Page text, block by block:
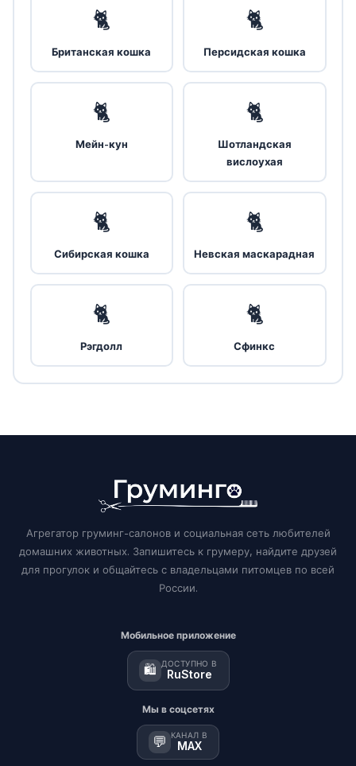
🐈
Британская кошка
🐈
Персидская кошка
🐈
Мейн-кун
🐈
Шотландская
вислоухая
🐈
Сибирская кошка
🐈
Невская маскарадная
🐈
Рэгдолл
🐈
Сфинкс
Агрегатор груминг-салонов и социальная сеть любителей
домашних животных. Запишитесь к грумеру, найдите друзей
для прогулок и общайтесь с владельцами питомцев по всей
России.
Мобильное приложение
🛍️ ДОСТУПНО В
RuStore
Мы в соцсетях
💬 КАНАЛ В
MAX